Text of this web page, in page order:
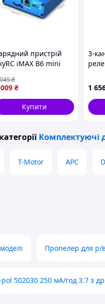
пристрій
iMAX B6 mini
₴
₴
Купити
3-
1
Комплектуючі
T-Motor APC
Пропелер для р/
pol 502030 250 мА/год 3.7 з